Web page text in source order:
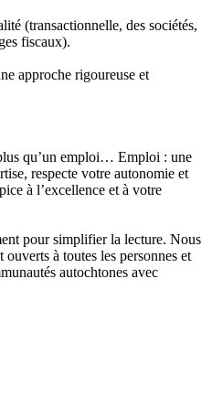
(transactionnelle, des sociétés,
fiscaux).
approche rigoureuse et
qu’un emploi… Emploi : une
respecte votre autonomie et
à l’excellence et à votre
pour simplifier la lecture. Nous
à toutes les personnes et
autochtones avec